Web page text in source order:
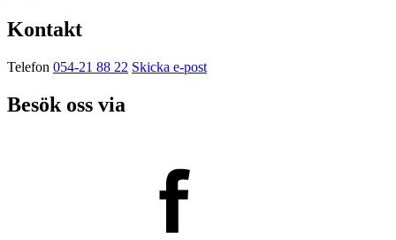
Kontakt
Telefon 054-21 88 22 Skicka e-post
Besök oss via